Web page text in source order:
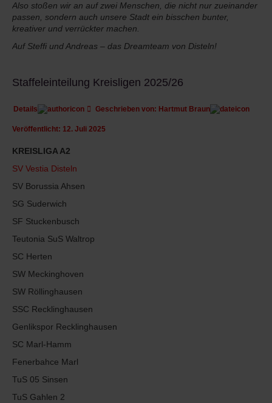
Also stoßen wir an auf zwei Menschen, die nicht nur zueinander
passen, sondern auch unsere Stadt ein bisschen bunter,
kreativer und verrückter machen.
Auf Steffi und Andreas – das Dreamteam von Disteln!
Staffeleinteilung Kreisligen 2025/26
Details Geschrieben von: Hartmut Braun
Veröffentlicht: 12. Juli 2025
KREISLIGA A2
SV Vestia Disteln
SV Borussia Ahsen
SG Suderwich
SF Stuckenbusch
Teutonia SuS Waltrop
SC Herten
SW Meckinghoven
SW Röllinghausen
SSC Recklinghausen
Genlikspor Recklinghausen
SC Marl-Hamm
Fenerbahce Marl
TuS 05 Sinsen
TuS Gahlen 2